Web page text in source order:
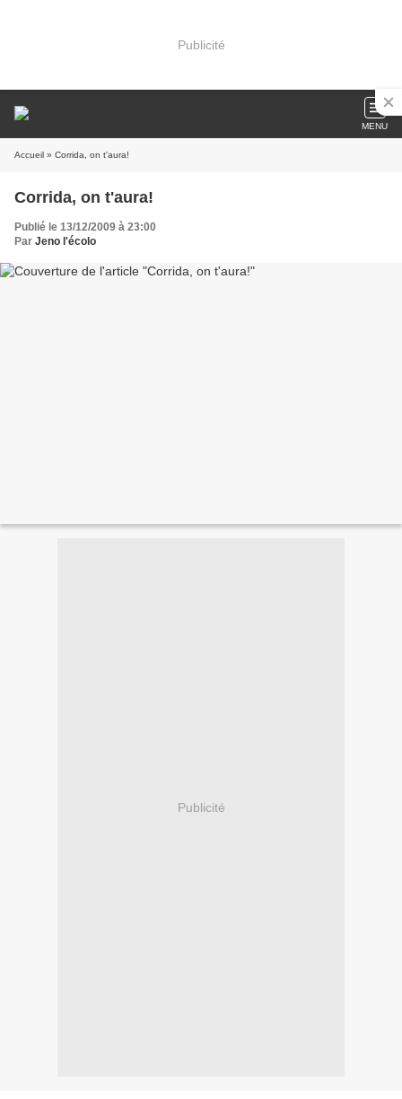
Publicité
MENU
Accueil » Corrida, on t'aura!
Corrida, on t'aura!
Publié le 13/12/2009 à 23:00
Par Jeno l'écolo
Publicité